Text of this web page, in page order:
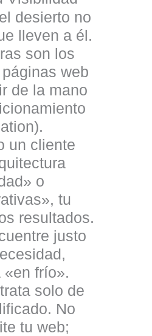
desierto no
lleven a él.
son los
web
de la mano
un cliente
o
tu
resultados.
justo
frío».
solo de
No
tu web;